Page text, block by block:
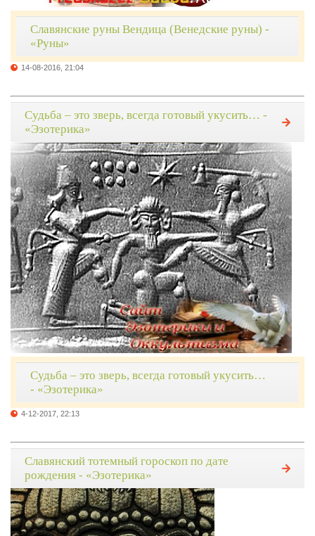
Славянские руны Вендица (Венедские руны) -
«Руны»
14-08-2016, 21:04
Судьба – это зверь, всегда готовый укусить… -
«Эзотерика»
Судьба – это зверь, всегда готовый укусить…
- «Эзотерика»
4-12-2017, 22:13
Славянский тотемный гороскоп по дате
рождения - «Эзотерика»